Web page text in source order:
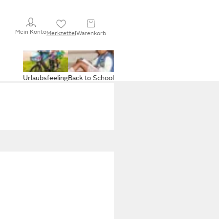
Mein KontoMerkzettelWarenkorb
Back to School
Urlaubsfeeling